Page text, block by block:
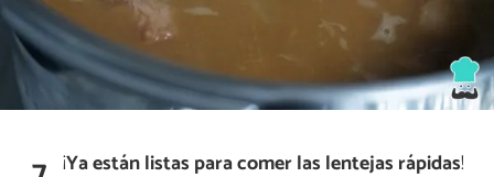
¡Ya están listas para comer las lentejas rápidas!